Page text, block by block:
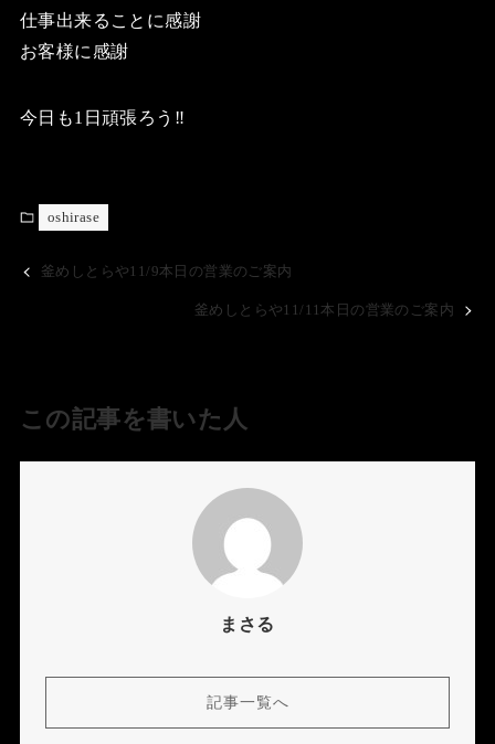
仕事出来ることに感謝
お客様に感謝
今日も1日頑張ろう‼️
oshirase
釜めしとらや11/9本日の営業のご案内
釜めしとらや11/11本日の営業のご案内
この記事を書いた人
まさる
記事一覧へ